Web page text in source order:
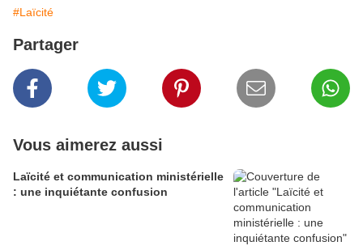
#Laïcité
Partager
Vous aimerez aussi
Laïcité et communication ministérielle
: une inquiétante confusion